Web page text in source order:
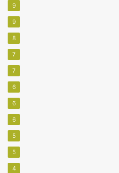
9
9
8
7
7
6
6
6
5
5
4